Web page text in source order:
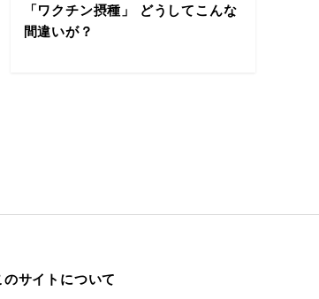
「ワクチン摂種」 どうしてこんな
間違いが？
のサイトについて